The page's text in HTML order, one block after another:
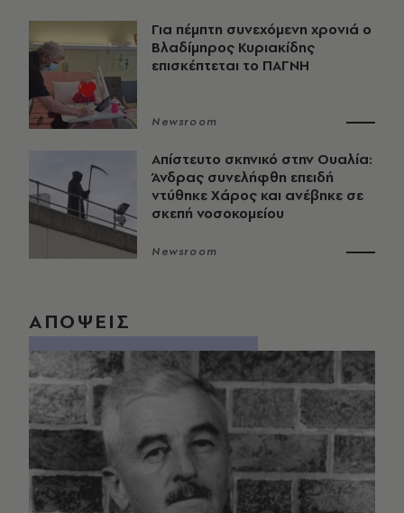
Για πέμπτη συνεχόμενη χρονιά ο
Βλαδίμηρος Κυριακίδης
επισκέπτεται το ΠΑΓΝΗ
Newsroom
Απίστευτο σκηνικό στην Ουαλία:
Άνδρας συνελήφθη επειδή
ντύθηκε Χάρος και ανέβηκε σε
σκεπή νοσοκομείου
Newsroom
ΑΠΟΨΕΙΣ